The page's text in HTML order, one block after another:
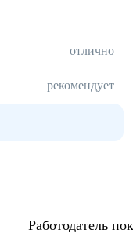
отлично
рекомендует
Работодатель